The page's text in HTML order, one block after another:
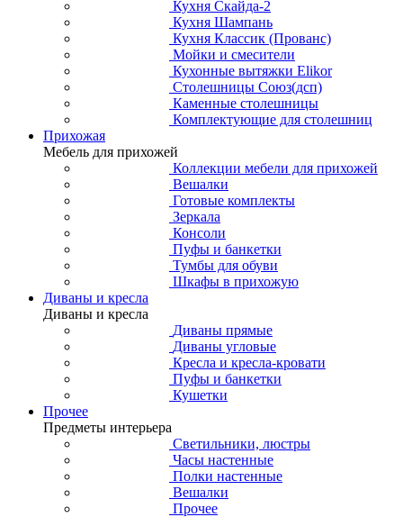
Кухня Скайда-2
Кухня Шампань
Кухня Классик (Прованс)
Мойки и смесители
Кухонные вытяжки Elikor
Столешницы Союз(дсп)
Каменные столешницы
Комплектующие для столешниц
Прихожая
Мебель для прихожей
Коллекции мебели для прихожей
Вешалки
Готовые комплекты
Зеркала
Консоли
Пуфы и банкетки
Тумбы для обуви
Шкафы в прихожую
Диваны и кресла
Диваны и кресла
Диваны прямые
Диваны угловые
Кресла и кресла-кровати
Пуфы и банкетки
Кушетки
Прочее
Предметы интерьера
Светильники, люстры
Часы настенные
Полки настенные
Вешалки
Прочее